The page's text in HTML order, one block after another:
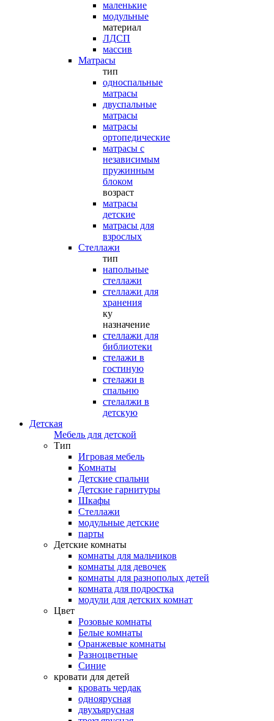
маленькие
модульные
материал
ЛДСП
массив
Матрасы
тип
односпальные
матрасы
двуспальные
матрасы
матрасы
ортопедические
матрасы с
независимым
пружинным
блоком
возраст
матрасы
детские
матрасы для
взрослых
Стеллажи
тип
напольные
стеллажи
стеллажи для
хранения
ку
назначение
стеллажи для
библиотеки
стелажи в
гостиную
стелажи в
спальню
стелалжи в
детскую
Детская
Мебель для детской
Тип
Игровая мебель
Комнаты
Детские спальни
Детские гарнитуры
Шкафы
Стеллажи
модульные детские
парты
Детские комнаты
комнаты для мальчиков
комнаты для девочек
комнаты для разнополых детей
комната для подростка
модули для детских комнат
Цвет
Розовые комнаты
Белые комнаты
Оранжевые комнаты
Разноцветные
Синие
кровати для детей
кровать чердак
одноярусная
двухъярусная